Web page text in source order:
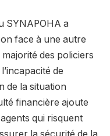
SYNAPOHA a
face à une autre
des policiers
de
de la situation
financière ajoute
qui risquent